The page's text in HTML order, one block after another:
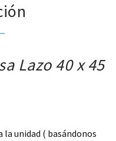
Lazo 40 x 45
unidad ( basándonos